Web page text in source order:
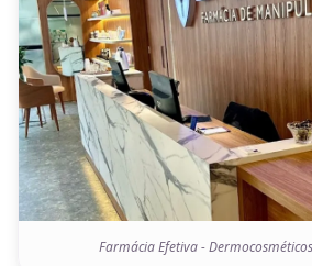
Farmácia Efetiva -